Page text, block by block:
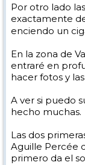
Por otro lado
exactamente
enciendo un
En la zona de
entraré en
hacer fotos y
A ver si puedo
hecho muchas.
Las dos
Aguille Percée
primero da el